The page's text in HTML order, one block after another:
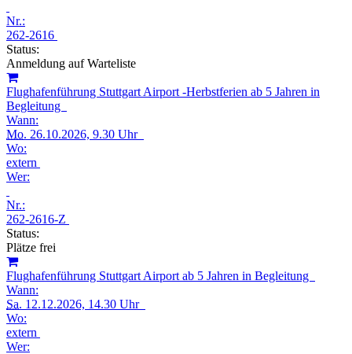
Nr.:
262-2616
Status:
Anmeldung auf Warteliste
Flughafenführung Stuttgart Airport -Herbstferien ab 5 Jahren in
Begleitung
Wann:
Mo. 26.10.2026, 9.30 Uhr
Wo:
extern
Wer:
Nr.:
262-2616-Z
Status:
Plätze frei
Flughafenführung Stuttgart Airport ab 5 Jahren in Begleitung
Wann:
Sa. 12.12.2026, 14.30 Uhr
Wo:
extern
Wer: